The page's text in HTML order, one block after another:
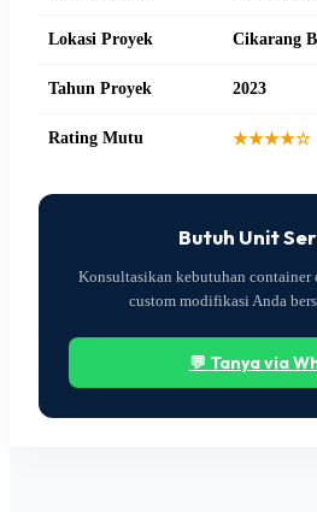
Lokasi Proyek Cikarang
Tahun Proyek 2023
Rating Mutu ★★★★☆
Butuh Unit
Konsultasikan kebutuhan container
custom modifikasi Anda
💬 Tanya via